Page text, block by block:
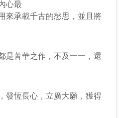
心最
來承載千古的愁思，並且將
是菁華之作，不及一一，還
發恆長心，立廣大願，獲得
5 6 7 ⇥